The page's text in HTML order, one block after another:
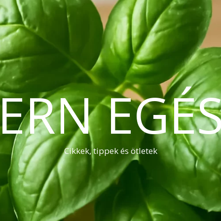
Cikkek, tippek és ötletek